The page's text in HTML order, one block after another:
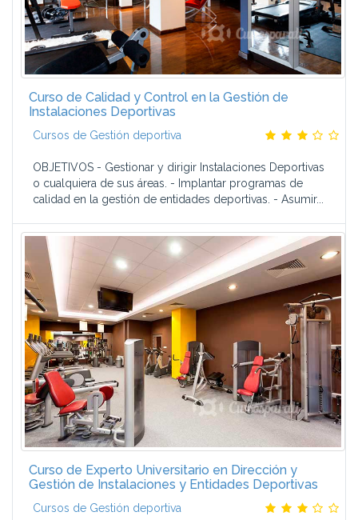
Curso de Calidad y Control en la Gestión de
Instalaciones Deportivas
Cursos de Gestión deportiva
OBJETIVOS - Gestionar y dirigir Instalaciones Deportivas
o cualquiera de sus áreas. - Implantar programas de
calidad en la gestión de entidades deportivas. - Asumir...
Curso de Experto Universitario en Dirección y
Gestión de Instalaciones y Entidades Deportivas
Cursos de Gestión deportiva